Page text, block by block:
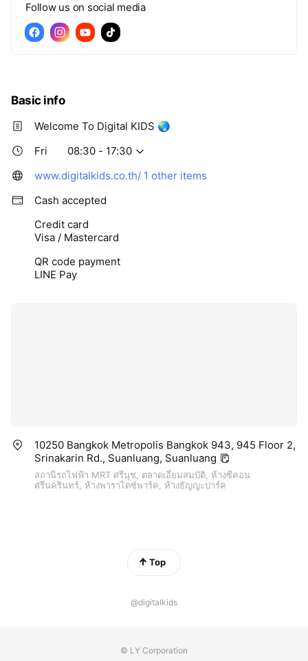
Follow us on social media
Basic info
Welcome To Digital KIDS 🌏
Fri
08:30 - 17:30
www.digitalkids.co.th/ 1 other items
Cash accepted
Credit card
Visa / Mastercard
QR code payment
LINE Pay
10250 Bangkok Metropolis Bangkok 943, 945 Floor 2,
Srinakarin Rd., Suanluang, Suanluang
สถานีรถไฟฟ้า MRT ศรีนุช, ตลาดเอี่ยมสมบัติ, ห้างซีคอน
ศรีนครินทร์, ห้างพาราไดซ์พาร์ค, ห้างธัญญะปาร์ค
Top
@digitalkids
© LY Corporation